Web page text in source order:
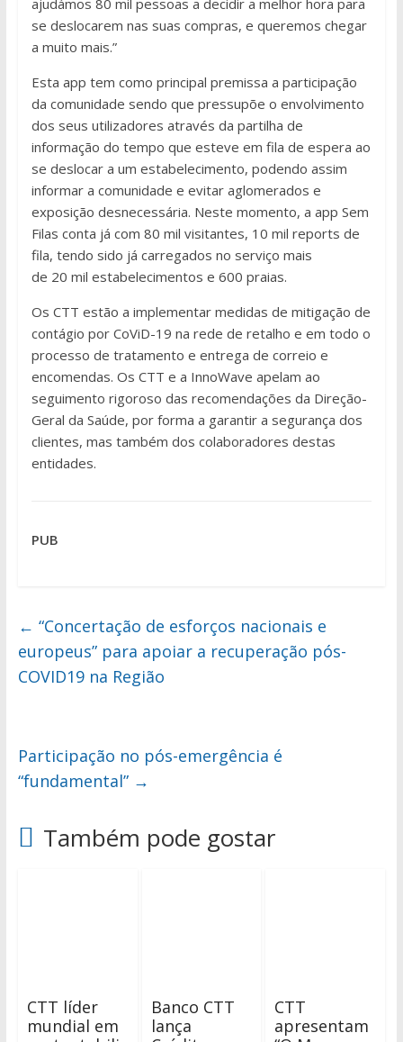
ajudámos 80 mil pessoas a decidir a melhor hora para
se deslocarem nas suas compras, e queremos chegar
a muito mais.”
Esta app tem como principal premissa a participação
da comunidade sendo que pressupõe o envolvimento
dos seus utilizadores através da partilha de
informação do tempo que esteve em fila de espera ao
se deslocar a um estabelecimento, podendo assim
informar a comunidade e evitar aglomerados e
exposição desnecessária. Neste momento, a app Sem
Filas conta já com 80 mil visitantes, 10 mil reports de
fila, tendo sido já carregados no serviço mais
de 20 mil estabelecimentos e 600 praias.
Os CTT estão a implementar medidas de mitigação de
contágio por CoViD-19 na rede de retalho e em todo o
processo de tratamento e entrega de correio e
encomendas. Os CTT e a InnoWave apelam ao
seguimento rigoroso das recomendações da Direção-
Geral da Saúde, por forma a garantir a segurança dos
clientes, mas também dos colaboradores destas
entidades.
PUB
← “Concertação de esforços nacionais e
europeus” para apoiar a recuperação pós-
COVID19 na Região
Participação no pós-emergência é
“fundamental” →
Também pode gostar
CTT líder
mundial em
Banco CTT
lança
CTT
apresentam